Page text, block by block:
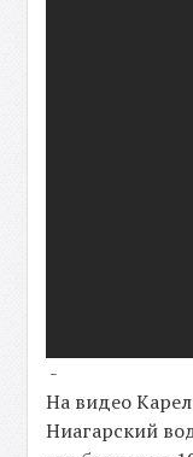
-
На видео
Ниагарский